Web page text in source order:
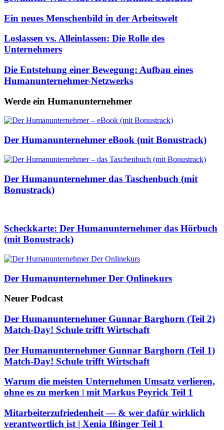
Ein neues Menschenbild in der Arbeitswelt
Loslassen vs. Alleinlassen: Die Rolle des
Unternehmers
Die Entstehung einer Bewegung: Aufbau eines
Humanunternehmer-Netzwerks
Werde ein Humanunternehmer
Der Humanunternehmer eBook (mit Bonustrack)
Der Humanunternehmer das Taschenbuch (mit
Bonustrack)
Scheckkarte: Der Humanunternehmer das Hörbuch
(mit Bonustrack)
Der Humanunternehmer Der Onlinekurs
Neuer Podcast
Der Humanunternehmer Gunnar Barghorn (Teil 2)
Match-Day! Schule trifft Wirtschaft
Der Humanunternehmer Gunnar Barghorn (Teil 1)
Match-Day! Schule trifft Wirtschaft
Warum die meisten Unternehmen Umsatz verlieren,
ohne es zu merken | mit Markus Peyrick Teil 1
Mitarbeiterzufriedenheit — & wer dafür wirklich
verantwortlich ist | Xenia Ißinger Teil 1